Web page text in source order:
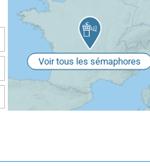
Voir tous les sémaphores